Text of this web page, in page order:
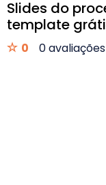
Slides do
template
0 0 avaliações